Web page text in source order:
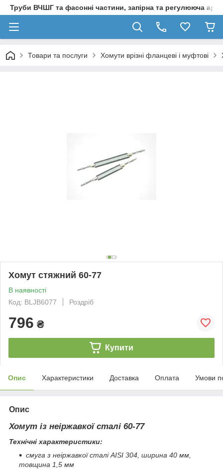
Труби ВЧШГ та фасонні частини, запірна та регулююча
Товари та послуги Хомути врізні фланцеві і муфтові
Хомут стяжний 60-77
В наявності
Код: BLJB6077
Роздріб
796 ₴
Купити
Опис Характеристики Доставка Оплата Умови
Опис
Хомут із неіржавкої сталі 60-77
Технічні характеристики:
смуга з неіржавкої сталі AISI 304, ширина 40 мм,
товщина 1,5 мм